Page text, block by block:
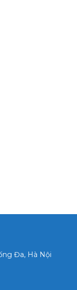
Đa, Hà Nội